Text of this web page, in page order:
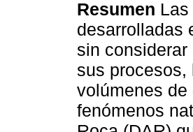
Resumen
desarrolladas
sin
sus procesos,
volúmenes
fenómenos